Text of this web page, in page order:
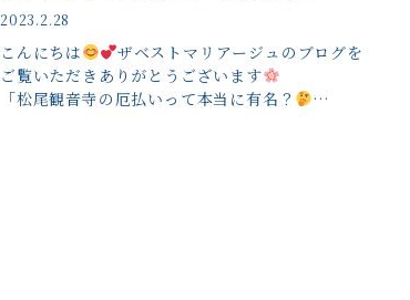
2023.2.28
こんにちは
ザベストマリアージュのブログを
ご覧いただきありがとうございます
「松尾観音寺の厄払いって本当に有名？
…